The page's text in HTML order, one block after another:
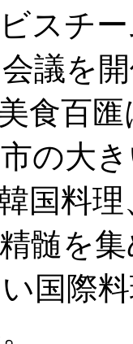
スチ
議を
食百
の大
国料
髄を
国際